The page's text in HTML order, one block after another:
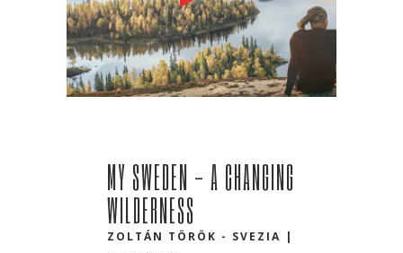
MY SWEDEN - A CHANGING
WILDERNESS
ZOLTÁN TÖRÖK - SVEZIA |